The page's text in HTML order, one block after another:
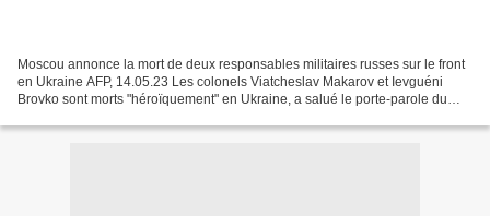
Moscou annonce la mort de deux responsables militaires russes sur le front
en Ukraine AFP, 14.05.23 Les colonels Viatcheslav Makarov et Ievguéni
Brovko sont morts "héroïquement" en Ukraine, a salué le porte-parole du